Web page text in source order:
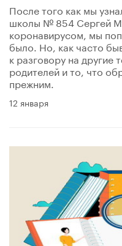
После того как мы
школы № 854 Сергей
коронавирусом, мы
было. Но, как часто
к разговору на другие
родителей и то, что
прежним.
12 января